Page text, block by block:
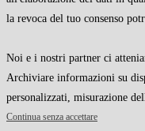
la revoca del tuo consenso
Noi e i nostri partner ci
Archiviare informazioni su
personalizzati, misurazione
Continua senza accettare